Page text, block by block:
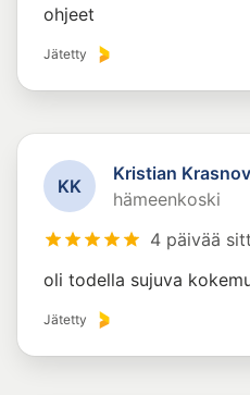
ohjeet
Jätetty
KK
Kristian Krasnov
hämeenkoski
4 päivää
oli todella sujuva
Jätetty